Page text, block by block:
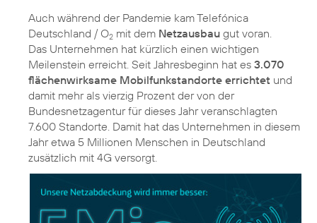
Auch während der Pandemie kam Telefónica
Deutschland / O2 mit dem Netzausbau gut voran.
Das Unternehmen hat kürzlich einen wichtigen
Meilenstein erreicht. Seit Jahresbeginn hat es 3.070
flächenwirksame Mobilfunkstandorte errichtet und
damit mehr als vierzig Prozent der von der
Bundesnetzagentur für dieses Jahr veranschlagten
7.600 Standorte. Damit hat das Unternehmen in diesem
Jahr etwa 5 Millionen Menschen in Deutschland
zusätzlich mit 4G versorgt.